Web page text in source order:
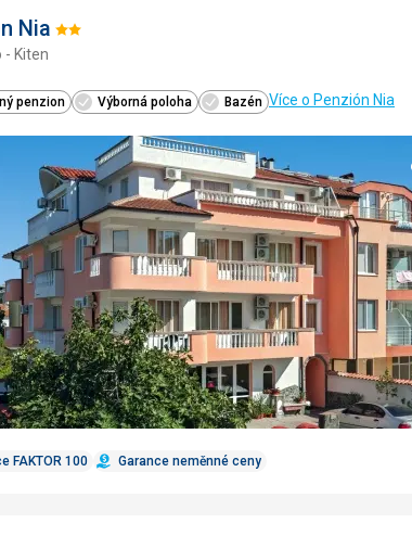
Nia Hodnocení:
- Kiten
penzion Výborná poloha Bazén Více o Penzión Nia
FAKTOR 100 Garance neměnné ceny